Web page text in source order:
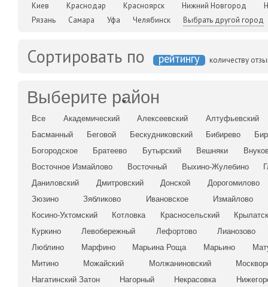
Киев
Краснодар Красноярск Нижний Новгород
Рязань
Самара Уфа Челябинск Выбрать другой город
Сортировать по рейтингу количеству
Выберите район
Все Академический Алексеевский
Алтуфьевский
Басманный
Беговой Бескудниковский Бибирево
Богородское
Братеево Бутырский Вешняки
Восточное Измайлово
Восточный Выхино-Жулебино
Даниловский
Дмитровский Донской
Дорогомилово
Зюзино
Зябликово Ивановское
Измайлово
Косино-Ухтомский
Котловка Красносельский
Куркино
Левобережный Лефортово
Лианозово
Люблино
Марфино Марьина Роща Марьино
Митино
Можайский Молжаниновский
Нагатинский Затон
Нагорный Некрасовка